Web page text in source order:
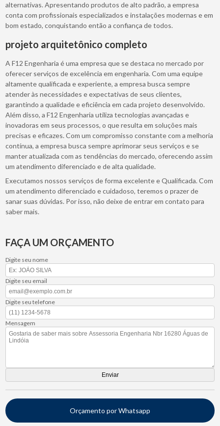
alternativas. Apresentando produtos de alto padrão, a empresa
conta com profissionais especializados e instalações modernas e em
bom estado, conquistando então a confiança de todos.
projeto arquitetônico completo
A F12 Engenharia é uma empresa que se destaca no mercado por
oferecer serviços de excelência em engenharia. Com uma equipe
altamente qualificada e experiente, a empresa busca sempre
atender às necessidades e expectativas de seus clientes,
garantindo a qualidade e eficiência em cada projeto desenvolvido.
Além disso, a F12 Engenharia utiliza tecnologias avançadas e
inovadoras em seus processos, o que resulta em soluções mais
precisas e eficazes. Com um compromisso constante com a melhoria
contínua, a empresa busca sempre aprimorar seus serviços e se
manter atualizada com as tendências do mercado, oferecendo assim
um atendimento diferenciado e de alta qualidade.
Executamos nossos serviços de forma excelente e Qualificada. Com
um atendimento diferenciado e cuidadoso, teremos o prazer de
sanar suas dúvidas. Por isso, não deixe de entrar em contato para
saber mais.
FAÇA UM ORÇAMENTO
Digite seu nome
Digite seu email
Digite seu telefone
Mensagem
Orçamento por Whatsapp